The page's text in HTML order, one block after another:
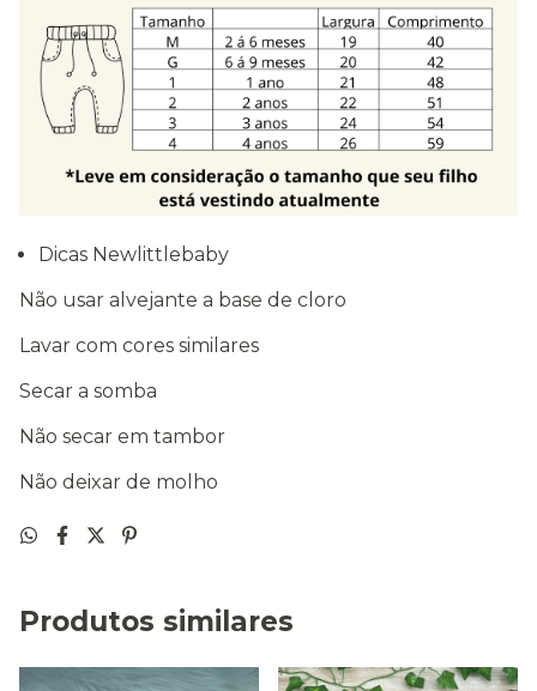
Dicas Newlittlebaby
Não usar alvejante a base de cloro
Lavar com cores similares
Secar a somba
Não secar em tambor
Não deixar de molho
Produtos similares